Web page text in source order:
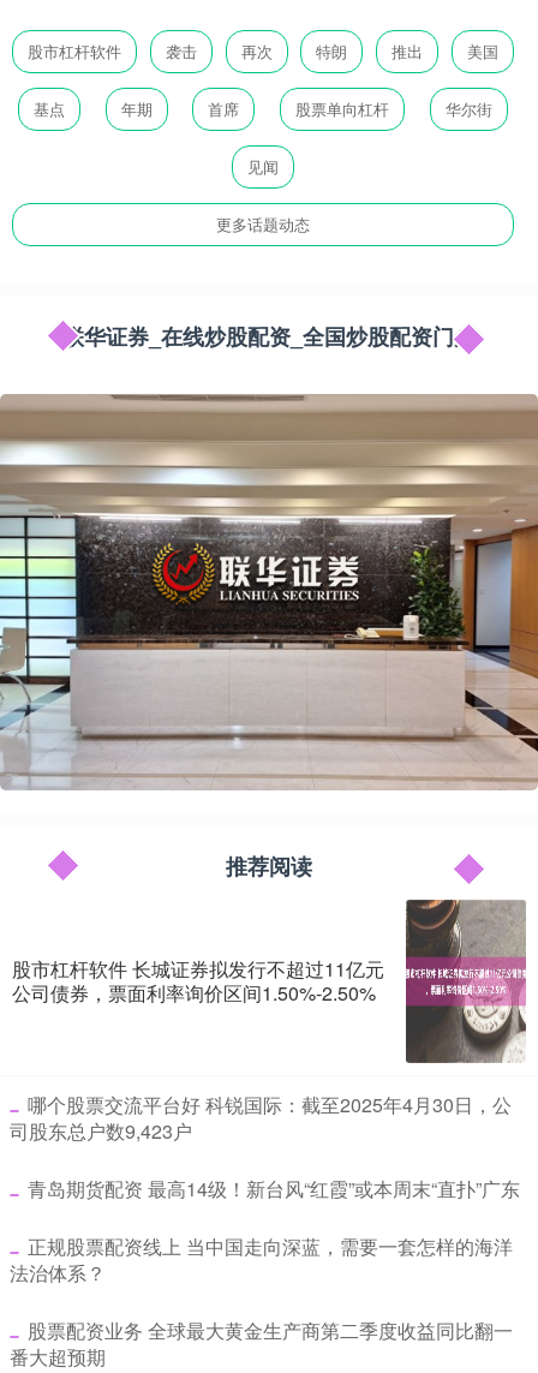
股市杠杆软件 袭击 再次 特朗 推出 美国
基点 年期 首席 股票单向杠杆 华尔街
见闻
更多话题动态
联华证券_在线炒股配资_全国炒股配资门户
推荐阅读
股市杠杆软件 长城证券拟发行不超过11亿元
公司债券，票面利率询价区间1.50%-2.50%
​哪个股票交流平台好 科锐国际：截至2025年4月30日，公
司股东总户数9,423户
​青岛期货配资 最高14级！新台风“红霞”或本周末“直扑”广东
​正规股票配资线上 当中国走向深蓝，需要一套怎样的海洋
法治体系？
​股票配资业务 全球最大黄金生产商第二季度收益同比翻一
番大超预期